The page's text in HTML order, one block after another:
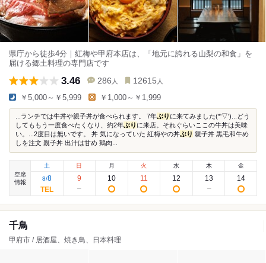
県庁から徒歩4分｜紅梅や甲府本店は、「地元に誇れる山梨の和食」を
届ける郷土料理の専門店です
3.46 286 人 12615 人
￥5,000～￥5,999 ￥1,000～￥1,999
...ランチでは牛丼や親子丼が食べられます。 7年ぶり に来てみました(*'▽')...どう
してももう一度食べたくなり、約2年ぶり に来店。それぐらいここの牛丼は美味
い。...2度目は無いです。 丼 気になっていた 紅梅やの丼ぶり 親子丼 黒毛和牛め
しを注文 親子丼 出汁は甘め 鶏肉...
空席
情報
土
8/8
日
9
月
10
火
11
水
12
木
13
金
14
千鳥
甲府市 / 居酒屋、焼き鳥、日本料理